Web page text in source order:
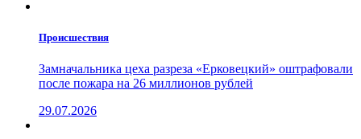
Проиcшествия
Замначальника цеха разреза «Ерковецкий» оштрафовали
после пожара на 26 миллионов рублей
29.07.2026